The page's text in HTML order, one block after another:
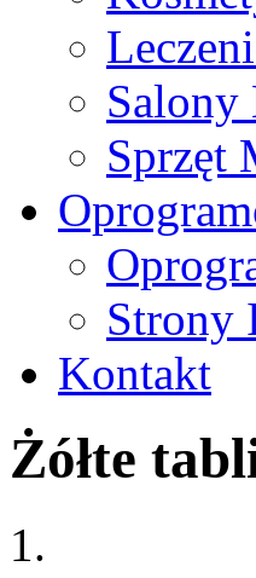
Salony
Sprzęt
Strony
Kontakt
Żółte